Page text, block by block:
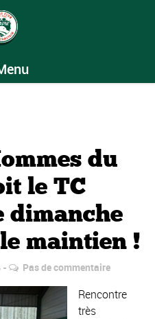
du
le TC
dimanche
maintien !
Pas de commentaire
Rencontre
très